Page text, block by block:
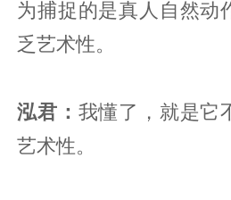
为捕捉的是真人自然动
乏艺术性。
泓君： 我懂了，就是它
艺术性。